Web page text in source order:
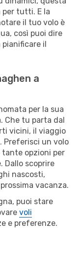
per tutti. E la
il tuo volo è
così puoi dire
pianificare il
a
per la sua
Che tu parta dal
vicini, il viaggio
Preferisci un volo
tante opzioni per
Dallo scoprire
nascosti,
vacanza.
puoi stare
voli
e preferenze.